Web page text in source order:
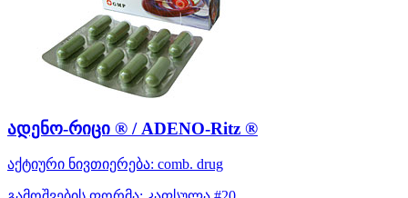
ადენო-რიცი ® / ADENO-Ritz ®
აქტიური ნივთიერება: comb. drug